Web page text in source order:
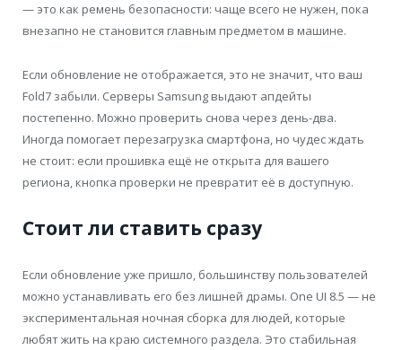
— это как ремень безопасности: чаще всего не нужен, пока
внезапно не становится главным предметом в машине.
Если обновление не отображается, это не значит, что ваш
Fold7 забыли. Серверы Samsung выдают апдейты
постепенно. Можно проверить снова через день-два.
Иногда помогает перезагрузка смартфона, но чудес ждать
не стоит: если прошивка ещё не открыта для вашего
региона, кнопка проверки не превратит её в доступную.
Стоит ли ставить сразу
Если обновление уже пришло, большинству пользователей
можно устанавливать его без лишней драмы. One UI 8.5 — не
экспериментальная ночная сборка для людей, которые
любят жить на краю системного раздела. Это стабильная